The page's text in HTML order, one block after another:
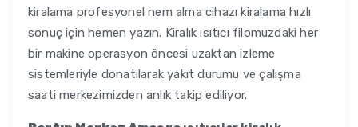
kiralama profesyonel nem alma cihazı kiralama hızlı
sonuç için hemen yazın. Kiralık ısıtıcı filomuzdaki her
bir makine operasyon öncesi uzaktan izleme
sistemleriyle donatılarak yakıt durumu ve çalışma
saati merkezimizden anlık takip ediliyor.